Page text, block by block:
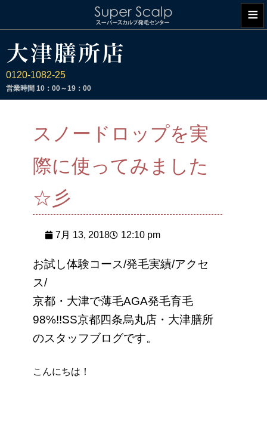
0120-1082-25
営業時間 10：00～19：00
≡
スノードロップを実
際に使ってみました
☆彡
7月 13, 2018 12:10 pm
お試し体験コース/発毛実績/アクセ
ス/
京都・大津で薄毛AGA発毛育毛
98%!!SS京都四条烏丸店・大津膳所
のスタッフブログです。
こんにちは！